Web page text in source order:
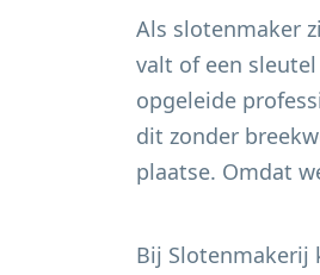
Als slotenmaker
valt of een
opgeleide
dit zonder
plaatse. Omdat
Bij Slotenmakerij